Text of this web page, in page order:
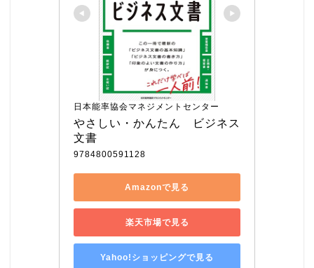
日本能率協会マネジメントセンター
やさしい・かんたん　ビジネス
文書
9784800591128
Amazonで見る
楽天市場で見る
Yahoo!ショッピングで見る